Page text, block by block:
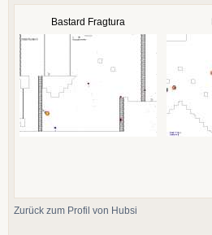
Bastard Fragtura
Zurück zum Profil von Hubsi